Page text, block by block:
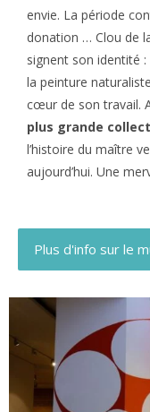
envie. La période
donation … Clou de
signent son identité :
la peinture
cœur de son travail.
plus grande
l’histoire du maître
aujourd’hui. Une
Plus d'info sur le